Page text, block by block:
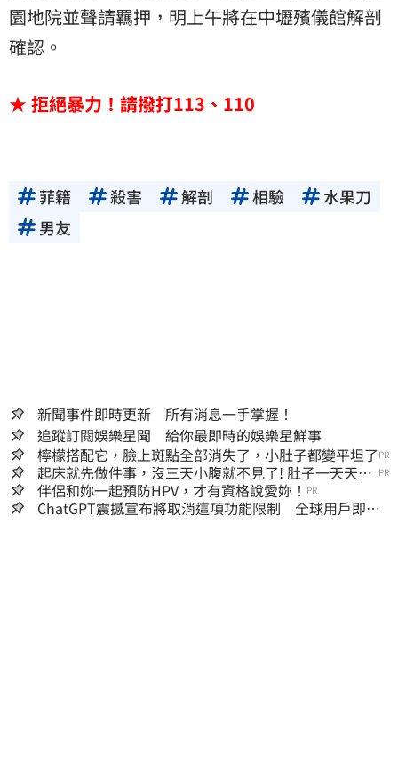
園地院並聲請羈押，明上午將在中壢殯儀館解剖
確認。
★ 拒絕暴力！請撥打113、110
菲籍 殺害 解剖 相驗
水果刀
男友
新聞事件即時更新 所有消息一手掌握！
追蹤訂閱娛樂星聞 給你最即時的娛樂星鮮事
檸檬搭配它，臉上斑點全部消失了，小肚子都變平坦了 PR
起床就先做件事，沒三天小腹就不見了! 肚子一天天變
小！
PR
伴侶和妳一起預防HPV，才有資格說愛妳！ PR
ChatGPT震撼宣布將取消這項功能限制 全球用戶即刻